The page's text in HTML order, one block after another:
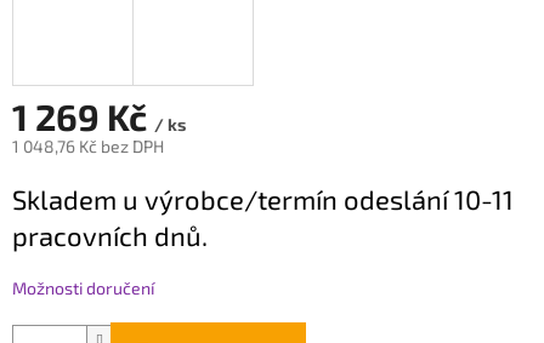
1 269 Kč / ks
1 048,76 Kč bez DPH
cena:
Skladem u výrobce/termín odeslání 10-11
pracovních dnů.
Možnosti doručení